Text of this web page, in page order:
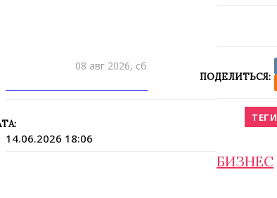
08 авг 2026, сб
14.06.2026 18:06
ПОДЕЛИТЬСЯ:
ТЕГИ
БИЗНЕС